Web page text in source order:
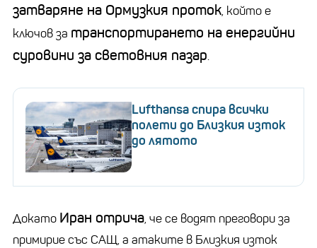
затваряне на Ормузкия проток, който е
ключов за транспортирането на енергийни
суровини за световния пазар.
Lufthansa спира всички
полети до Близкия изток
до лятото
Докато Иран отрича, че се водят преговори за
примирие със САЩ, а атаките в Близкия изток